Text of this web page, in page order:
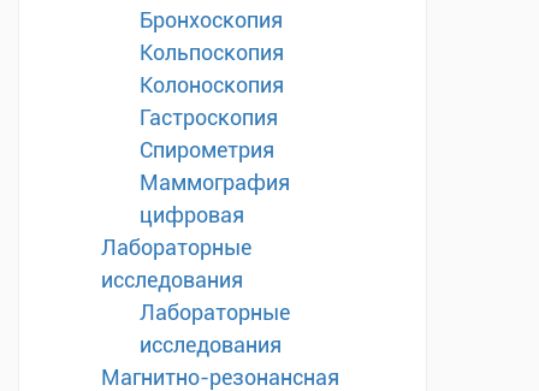
Бронхоскопия
Кольпоскопия
Колоноскопия
Гастроскопия
Спирометрия
Маммография
цифровая
Лабораторные
исследования
Лабораторные
исследования
Магнитно-резонансная